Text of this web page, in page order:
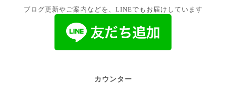
ブログ更新やご案内などを、LINEでもお届けしています
カウンター